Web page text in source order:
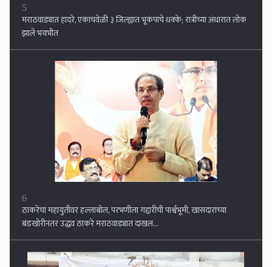
6
ठाकरेंचा महायुतीवर हल्लाबोल, परभणीला गद्दारीची पार्श्वभूमी, खासदारांच्या
7
सिल्लोड पंचायत समिती कार्यालयात आंतरराष्ट्रीय योग दिन उत्साहात